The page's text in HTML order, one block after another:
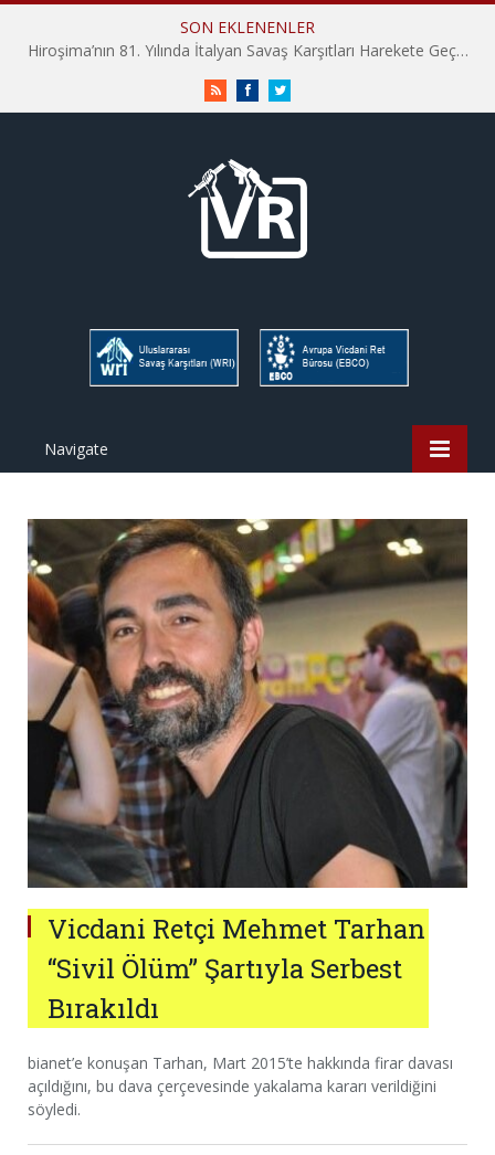
SON EKLENENLER
Hiroşima’nın 81. Yılında İtalyan Savaş Karşıtları Harekete Geçti: “Hatırlamak yeterli değil”
RSS FacebookTwitter
Navigate
Vicdani Retçi Mehmet Tarhan
“Sivil Ölüm” Şartıyla Serbest
Bırakıldı
bianet’e konuşan Tarhan, Mart 2015’te hakkında firar davası
açıldığını, bu dava çerçevesinde yakalama kararı verildiğini
söyledi.